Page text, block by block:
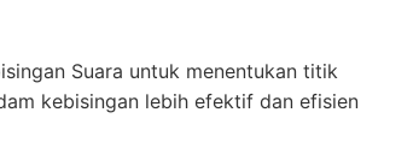
Suara untuk menentukan titik
kebisingan lebih efektif dan efisien